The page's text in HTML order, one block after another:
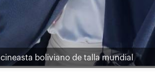
cineasta boliviano de talla mundial